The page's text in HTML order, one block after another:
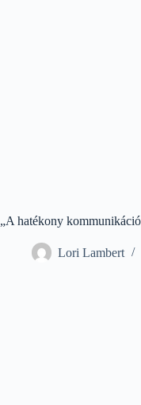
„A hatékony
Lori Lambert